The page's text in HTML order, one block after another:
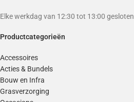
Elke werkdag van 12:30 tot 13:00 gesloten
Productcategorieën
Accessoires
Acties & Bundels
Bouw en Infra
Grasverzorging